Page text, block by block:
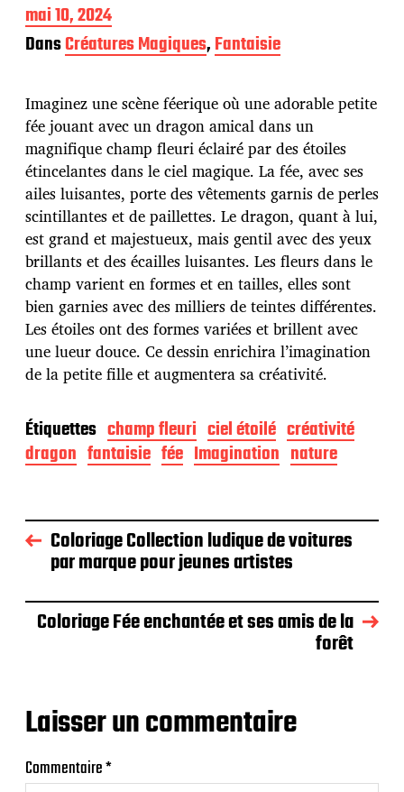
D
a
t
e
p
u
b
l
i
c
a
t
i
o
n
mai 10, 2024
DansCréatures Magiques,Fantaisie
Imaginez une scène féerique où une adorable petite
fée jouant avec un dragon amical dans un
magnifique champ fleuri éclairé par des étoiles
étincelantes dans le ciel magique. La fée, avec ses
ailes luisantes, porte des vêtements garnis de perles
scintillantes et de paillettes. Le dragon, quant à lui,
est grand et majestueux, mais gentil avec des yeux
brillants et des écailles luisantes. Les fleurs dans le
champ varient en formes et en tailles, elles sont
bien garnies avec des milliers de teintes différentes.
Les étoiles ont des formes variées et brillent avec
une lueur douce. Ce dessin enrichira l’imagination
de la petite fille et augmentera sa créativité.
Étiquettes champ fleuri ciel étoilé créativité
dragon fantaisie fée Imagination nature
Coloriage Collection ludique de voitures
par marque pour jeunes artistes
Coloriage Fée enchantée et ses amis de la
forêt
Laisser un commentaire
Commentaire*